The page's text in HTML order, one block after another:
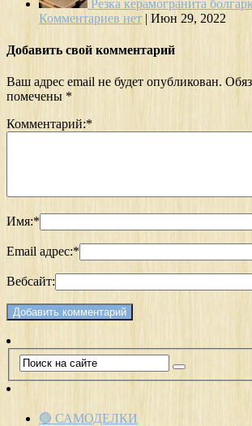
Резка керамогранита
Комментариев нет | Июн 29, 2022
Добавить свой комментарий
Ваш адрес email не будет опубликован.
помечены *
Комментарий:*
Имя:*
Email адрес:*
Вебсайт:
🟢 САМОДЕЛКИ